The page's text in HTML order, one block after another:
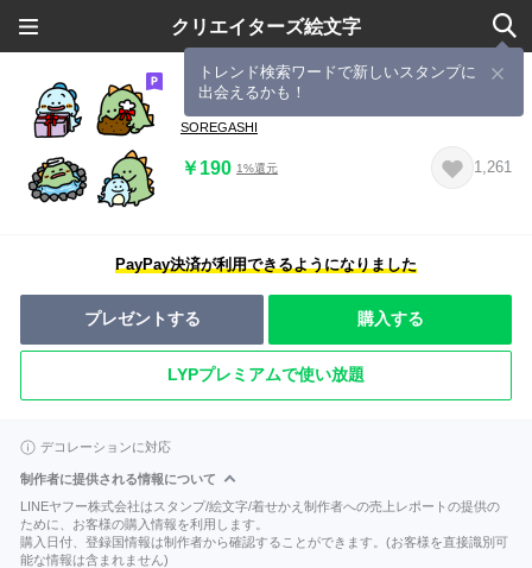
クリエイターズ絵文字
トレンド検索ワードで新しいスタンプに
出会えるかも！
（ゆるゆる）恐竜の絵文字４（冬）
SOREGASHI
￥190 1%還元 1,261
PayPay決済が利用できるようになりました
プレゼントする 購入する
LYPプレミアムで使い放題
デコレーションに対応
制作者に提供される情報について
LINEヤフー株式会社はスタンプ/絵文字/着せかえ制作者への売上レポートの提供の
ために、お客様の購入情報を利用します。
購入日付、登録国情報は制作者から確認することができます。(お客様を直接識別可
能な情報は含まれません)